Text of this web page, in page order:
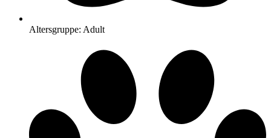
Altersgruppe: Adult